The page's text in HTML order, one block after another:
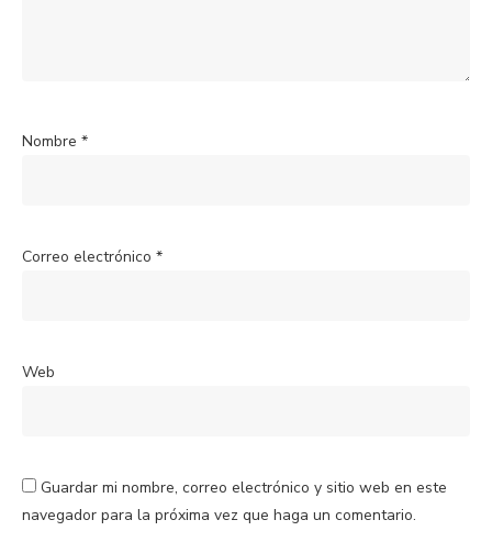
Nombre *
Correo electrónico *
Web
Guardar mi nombre, correo electrónico y sitio web en este
navegador para la próxima vez que haga un comentario.